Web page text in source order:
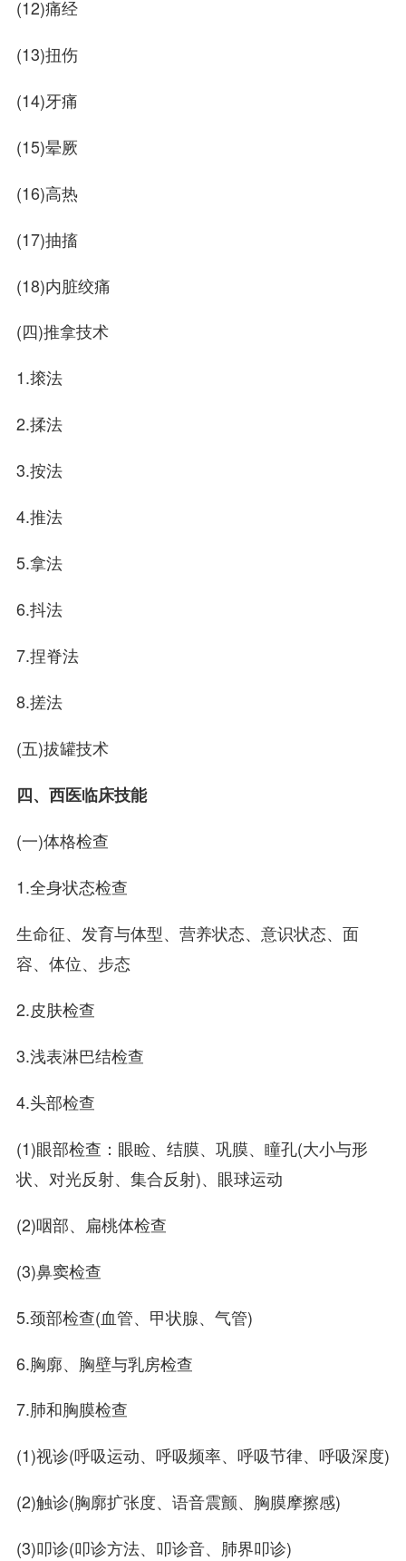
(12)痛经
(13)扭伤
(14)牙痛
(15)晕厥
(16)高热
(17)抽搐
(18)内脏绞痛
(四)推拿技术
1.㨰法
2.揉法
3.按法
4.推法
5.拿法
6.抖法
7.捏脊法
8.搓法
(五)拔罐技术
四、西医临床技能
(一)体格检查
1.全身状态检查
生命征、发育与体型、营养状态、意识状态、面
容、体位、步态
2.皮肤检查
3.浅表淋巴结检查
4.头部检查
(1)眼部检查：眼睑、结膜、巩膜、瞳孔(大小与形
状、对光反射、集合反射)、眼球运动
(2)咽部、扁桃体检查
(3)鼻窦检查
5.颈部检查(血管、甲状腺、气管)
6.胸廓、胸壁与乳房检查
7.肺和胸膜检查
(1)视诊(呼吸运动、呼吸频率、呼吸节律、呼吸深度)
(2)触诊(胸廓扩张度、语音震颤、胸膜摩擦感)
(3)叩诊(叩诊方法、叩诊音、肺界叩诊)